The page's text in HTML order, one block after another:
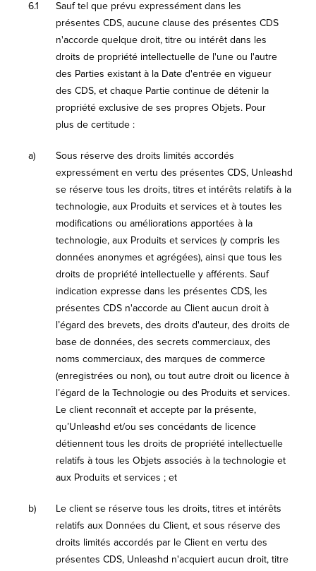
6.1
Sauf tel que prévu expressément dans les
présentes CDS, aucune clause des présentes CDS
n'accorde quelque droit, titre ou intérêt dans les
droits de propriété intellectuelle de l'une ou l'autre
des Parties existant à la Date d'entrée en vigueur
des CDS, et chaque Partie continue de détenir la
propriété exclusive de ses propres Objets. Pour
plus de certitude :
a)
Sous réserve des droits limités accordés
expressément en vertu des présentes CDS, Unleashd
se réserve tous les droits, titres et intérêts relatifs à la
technologie, aux Produits et services et à toutes les
modifications ou améliorations apportées à la
technologie, aux Produits et services (y compris les
données anonymes et agrégées), ainsi que tous les
droits de propriété intellectuelle y afférents. Sauf
indication expresse dans les présentes CDS, les
présentes CDS n'accorde au Client aucun droit à
l’égard des brevets, des droits d'auteur, des droits de
base de données, des secrets commerciaux, des
noms commerciaux, des marques de commerce
(enregistrées ou non), ou tout autre droit ou licence à
l’égard de la Technologie ou des Produits et services.
Le client reconnaît et accepte par la présente,
qu’Unleashd et/ou ses concédants de licence
détiennent tous les droits de propriété intellectuelle
relatifs à tous les Objets associés à la technologie et
aux Produits et services ; et
b)
Le client se réserve tous les droits, titres et intérêts
relatifs aux Données du Client, et sous réserve des
droits limités accordés par le Client en vertu des
présentes CDS, Unleashd n'acquiert aucun droit, titre